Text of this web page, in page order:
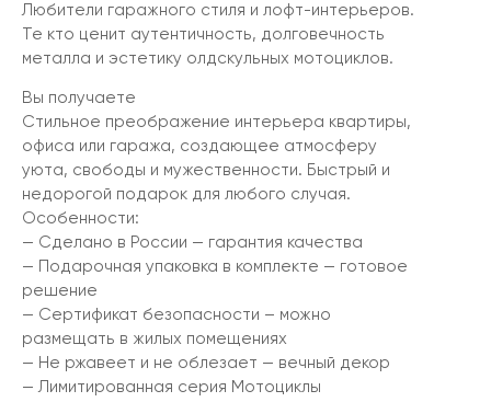
Любители гаражного стиля и лофт-интерьеров.
Те кто ценит аутентичность, долговечность
металла и эстетику олдскульных мотоциклов.
Вы получаете
Стильное преображение интерьера квартиры,
офиса или гаража, создающее атмосферу
уюта, свободы и мужественности. Быстрый и
недорогой подарок для любого случая.
Особенности:
— Сделано в России — гарантия качества
— Подарочная упаковка в комплекте — готовое
решение
— Сертификат безопасности – можно
размещать в жилых помещениях
— Не ржавеет и не облезает — вечный декор
— Лимитированная серия Мотоциклы